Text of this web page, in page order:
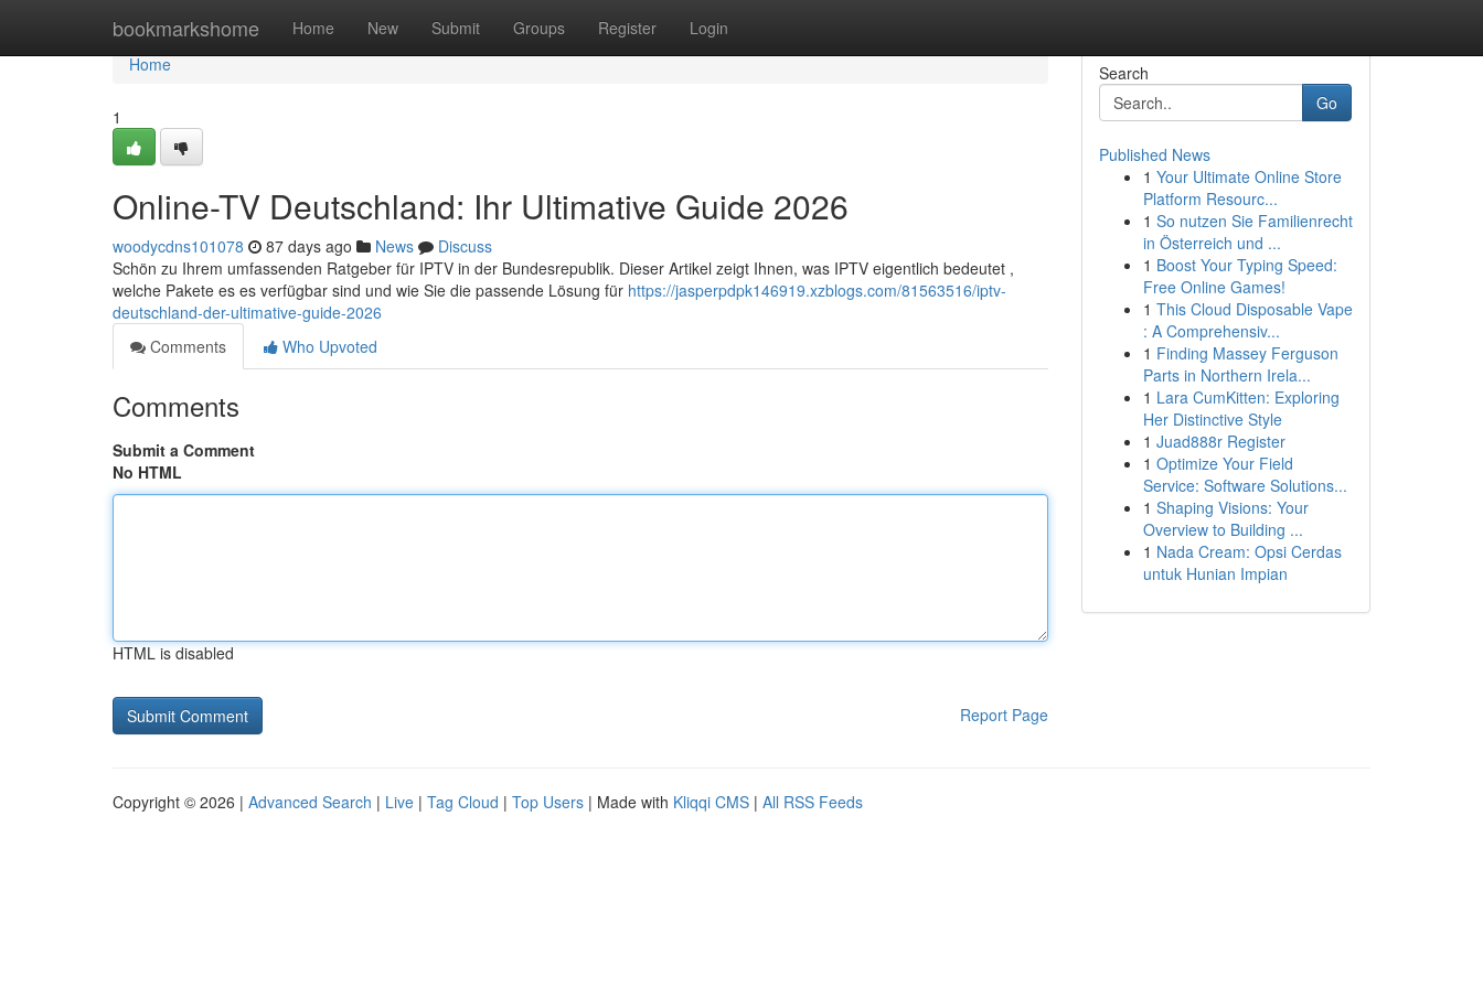
bookmarkshome Home New Submit Groups Register Login
Home
Home
1
Online-TV Deutschland: Ihr Ultimative Guide 2026
woodycdns101078 87 days ago News
Discuss
Schön zu Ihrem umfassenden Ratgeber für IPTV in der Bundesrepublik. Dieser Artikel zeigt Ihnen, was IPTV eigentlich bedeutet ,
welche Pakete es es verfügbar sind und wie Sie die passende Lösung für https://jasperpdpk146919.xzblogs.com/81563516/iptv-
deutschland-der-ultimative-guide-2026
Comments
Who Upvoted
Comments
Submit a Comment
No HTML
HTML is disabled
Report Page
Search
Go
Published News
1 Your Ultimate Online Store
Platform Resourc...
1 So nutzen Sie Familienrecht
in Österreich und ...
1 Boost Your Typing Speed:
Free Online Games!
1 This Cloud Disposable Vape
: A Comprehensiv...
1 Finding Massey Ferguson
Parts in Northern Irela...
1 Lara CumKitten: Exploring
Her Distinctive Style
1 Juad888r Register
1 Optimize Your Field
Service: Software Solutions...
1 Shaping Visions: Your
Overview to Building ...
1 Nada Cream: Opsi Cerdas
untuk Hunian Impian
Copyright © 2026 | Advanced Search | Live | Tag Cloud | Top Users | Made with Kliqqi CMS | All RSS Feeds